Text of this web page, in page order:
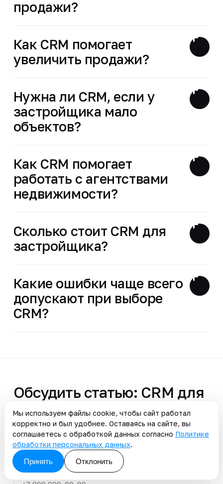
продажи?
Как CRM помогает
увеличить продажи?
Нужна ли CRM, если у
застройщика мало
объектов?
Как CRM помогает
работать с агентствами
недвижимости?
Сколько стоит CRM для
застройщика?
Какие ошибки чаще всего
допускают при выборе
CRM?
Обсудить статью: CRM для
застройщика: как
автоматизировать…
Мы используем файлы cookie, чтобы сайт работал
корректно и был удобнее. Оставаясь на сайте, вы
соглашаетесь с обработкой данных согласно Политике
обработки персональных данных.
Принять
Отклонить